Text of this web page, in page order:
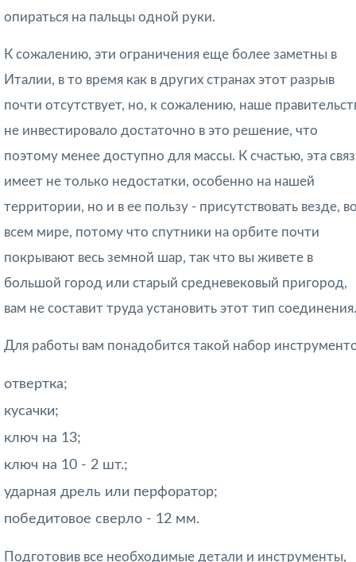
опираться на пальцы одной руки.
К сожалению, эти ограничения еще более заметны в
Италии, в то время как в других странах этот разрыв
почти отсутствует, но, к сожалению, наше
не инвестировало достаточно в это решение, что
поэтому менее доступно для массы. К счастью, эта
имеет не только недостатки, особенно на нашей
территории, но и в ее пользу - присутствовать везде,
всем мире, потому что спутники на орбите почти
покрывают весь земной шар, так что вы живете в
большой город или старый средневековый пригород,
вам не составит труда установить этот тип соединения.
Для работы вам понадобится такой набор
отвертка;
кусачки;
ключ на 13;
ключ на 10 - 2 шт.;
ударная дрель или перфоратор;
победитовое сверло - 12 мм.
Подготовив все необходимые детали и инструменты,